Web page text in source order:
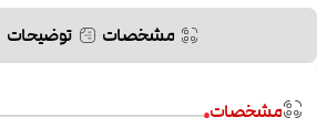
مشخصات توضیحات
مشخصات